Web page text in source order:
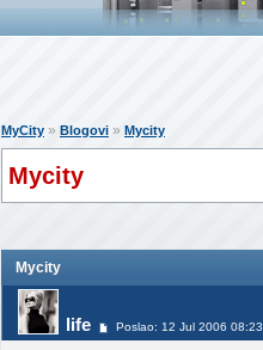
MyCity » Blogovi » Mycity
Mycity
Mycity
life Poslao: 12 Jul 2006 08:23